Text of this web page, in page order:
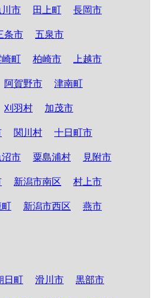
川市 田上町 長岡市
条市 五泉市
崎町 柏崎市 上越市
阿賀野市 津南町
刈羽村 加茂市
関川村 十日町市
市 粟島浦村 見附市
新潟市南区 村上市
町 新潟市西区 燕市
日町 滑川市 黒部市